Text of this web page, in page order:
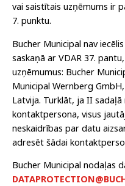
vai saistītais uzņēmums ir
7. punktu.
Bucher Municipal nav
saskaņā ar VDAR 37.
uzņēmumus: Bucher
Municipal Wernberg
Latvija. Turklāt, ja II
kontaktpersona, visus
neskaidrības par datu
adresēt šādai
Bucher Municipal nodaļas